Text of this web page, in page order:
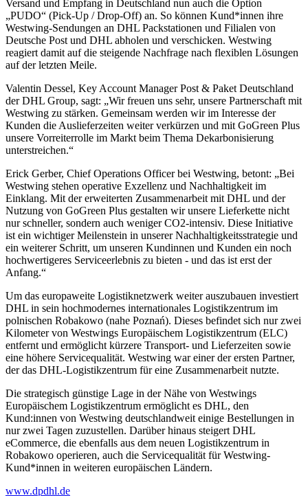
Versand und Empfang in Deutschland nun auch die Option
„PUDO“ (Pick-Up / Drop-Off) an. So können Kund*innen ihre
Westwing-Sendungen an DHL Packstationen und Filialen von
Deutsche Post und DHL abholen und verschicken. Westwing
reagiert damit auf die steigende Nachfrage nach flexiblen Lösungen
auf der letzten Meile.
Valentin Dessel, Key Account Manager Post & Paket Deutschland
der DHL Group, sagt: „Wir freuen uns sehr, unsere Partnerschaft mit
Westwing zu stärken. Gemeinsam werden wir im Interesse der
Kunden die Auslieferzeiten weiter verkürzen und mit GoGreen Plus
unsere Vorreiterrolle im Markt beim Thema Dekarbonisierung
unterstreichen.“
Erick Gerber, Chief Operations Officer bei Westwing, betont: „Bei
Westwing stehen operative Exzellenz und Nachhaltigkeit im
Einklang. Mit der erweiterten Zusammenarbeit mit DHL und der
Nutzung von GoGreen Plus gestalten wir unsere Lieferkette nicht
nur schneller, sondern auch weniger CO2-intensiv. Diese Initiative
ist ein wichtiger Meilenstein in unserer Nachhaltigkeitsstrategie und
ein weiterer Schritt, um unseren Kundinnen und Kunden ein noch
hochwertigeres Serviceerlebnis zu bieten - und das ist erst der
Anfang.“
Um das europaweite Logistiknetzwerk weiter auszubauen investiert
DHL in sein hochmodernes internationales Logistikzentrum im
polnischen Robakowo (nahe Poznań). Dieses befindet sich nur zwei
Kilometer von Westwings Europäischem Logistikzentrum (ELC)
entfernt und ermöglicht kürzere Transport- und Lieferzeiten sowie
eine höhere Servicequalität. Westwing war einer der ersten Partner,
der das DHL-Logistikzentrum für eine Zusammenarbeit nutzte.
Die strategisch günstige Lage in der Nähe von Westwings
Europäischem Logistikzentrum ermöglicht es DHL, den
Kund:innen von Westwing deutschlandweit einige Bestellungen in
nur zwei Tagen zuzustellen. Darüber hinaus steigert DHL
eCommerce, die ebenfalls aus dem neuen Logistikzentrum in
Robakowo operieren, auch die Servicequalität für Westwing-
Kund*innen in weiteren europäischen Ländern.
www.dpdhl.de